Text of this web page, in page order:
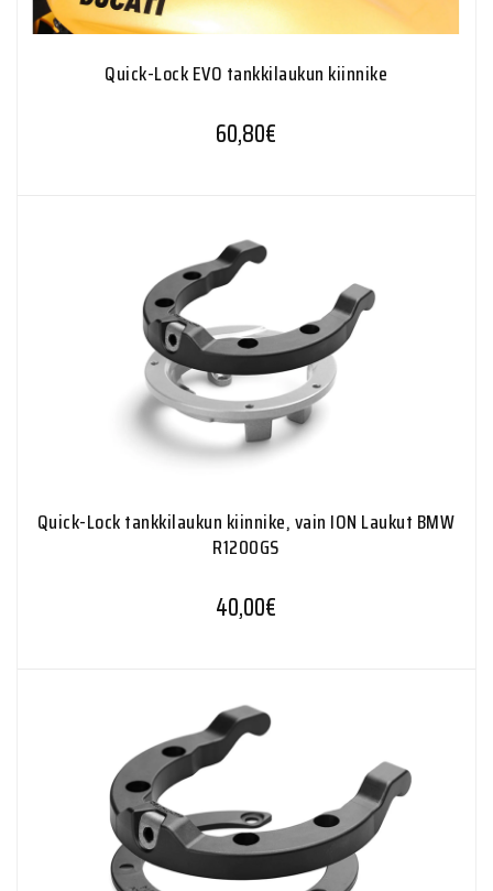
Quick-Lock EVO tankkilaukun kiinnike
60,80€
Quick-Lock tankkilaukun kiinnike, vain ION Laukut BMW
R1200GS
40,00€